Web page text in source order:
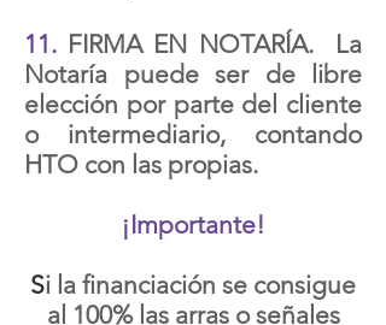
11. FIRMA EN NOTARÍA. La
Notaría puede ser de libre
elección por parte del cliente
o intermediario, contando
HTO con las propias.
¡Importante!
Si la financiación se consigue
al 100% las arras o señales